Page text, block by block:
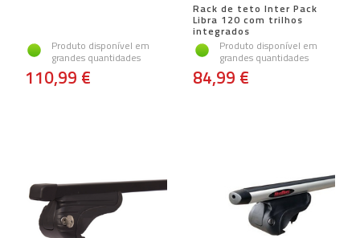
Produto disponível em
grandes quantidades
110,99 €
Rack de teto Inter Pack
Libra 120 com trilhos
integrados
Produto disponível em
grandes quantidades
84,99 €